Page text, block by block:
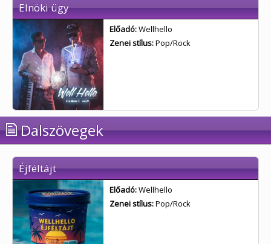
Elnöki ügy
Előadó:Wellhello
Zenei stílus:Pop/Rock
Dalszövegek
Éjféltájt
Előadó:Wellhello
Zenei stílus:Pop/Rock